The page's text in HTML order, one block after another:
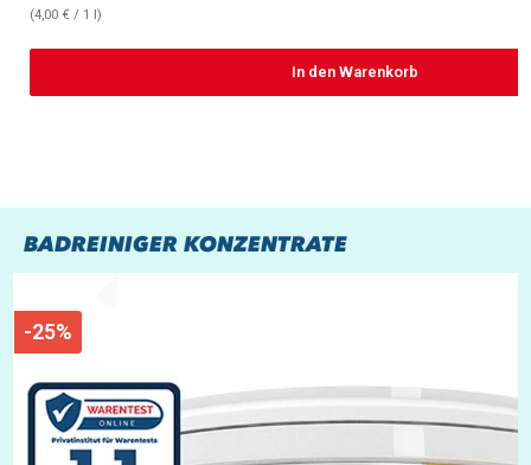
(4,00 € / 1 l)
In den Warenkorb
BADREINIGER KONZENTRATE
-25%